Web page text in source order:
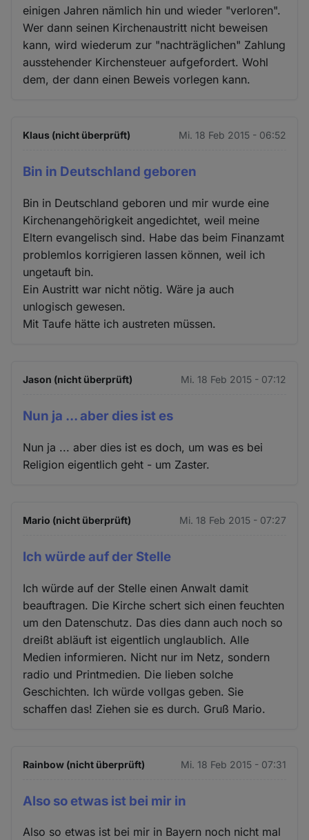
einigen Jahren nämlich hin und wieder "verloren".
Wer dann seinen Kirchenaustritt nicht beweisen
kann, wird wiederum zur "nachträglichen" Zahlung
ausstehender Kirchensteuer aufgefordert. Wohl
dem, der dann einen Beweis vorlegen kann.
Klaus (nicht überprüft) Mi. 18 Feb 2015 - 06:52
Bin in Deutschland geboren
Bin in Deutschland geboren und mir wurde eine
Kirchenangehörigkeit angedichtet, weil meine
Eltern evangelisch sind. Habe das beim Finanzamt
problemlos korrigieren lassen können, weil ich
ungetauft bin.
Ein Austritt war nicht nötig. Wäre ja auch
unlogisch gewesen.
Mit Taufe hätte ich austreten müssen.
Jason (nicht überprüft) Mi. 18 Feb 2015 - 07:12
Nun ja ... aber dies ist es
Nun ja ... aber dies ist es doch, um was es bei
Religion eigentlich geht - um Zaster.
Mario (nicht überprüft) Mi. 18 Feb 2015 - 07:27
Ich würde auf der Stelle
Ich würde auf der Stelle einen Anwalt damit
beauftragen. Die Kirche schert sich einen feuchten
um den Datenschutz. Das dies dann auch noch so
dreißt abläuft ist eigentlich unglaublich. Alle
Medien informieren. Nicht nur im Netz, sondern
radio und Printmedien. Die lieben solche
Geschichten. Ich würde vollgas geben. Sie
schaffen das! Ziehen sie es durch. Gruß Mario.
Rainbow (nicht überprüft) Mi. 18 Feb 2015 - 07:31
Also so etwas ist bei mir in
Also so etwas ist bei mir in Bayern noch nicht mal